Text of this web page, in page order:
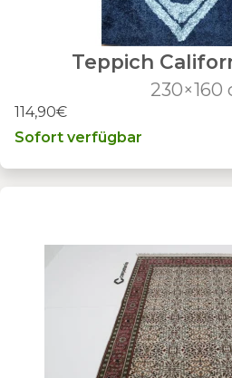
Teppich
230×160
114,90€
Sofort verfügbar